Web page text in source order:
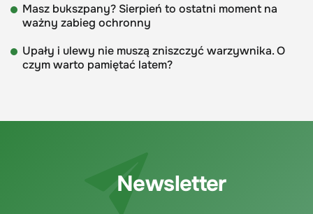
Masz bukszpany? Sierpień to ostatni moment na
ważny zabieg ochronny
Upały i ulewy nie muszą zniszczyć warzywnika. O
czym warto pamiętać latem?
Newsletter